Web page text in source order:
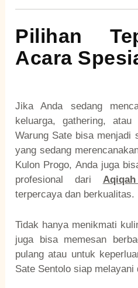
Pilihan
Acara
Jika Anda sedang
keluarga, gathering,
Warung Sate bisa menjadi
yang sedang
Kulon Progo, Anda juga
profesional dari
terpercaya dan berkualitas.
Tidak hanya menikmati
juga bisa memesan
pulang atau untuk
Sate Sentolo siap